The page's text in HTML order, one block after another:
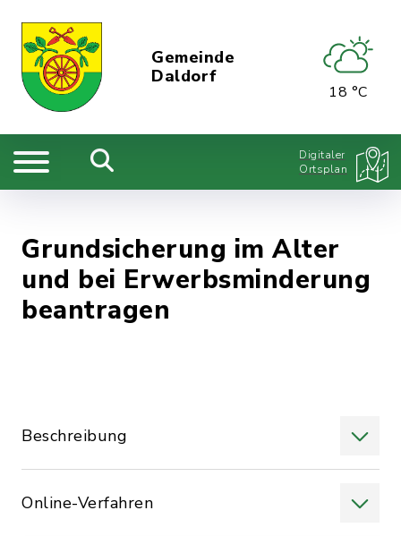
Gemeinde
Daldorf
18 °C
Digitaler
Ortsplan
Grundsicherung im Alter
und bei Erwerbsminderung
beantragen
Beschreibung
Online-Verfahren